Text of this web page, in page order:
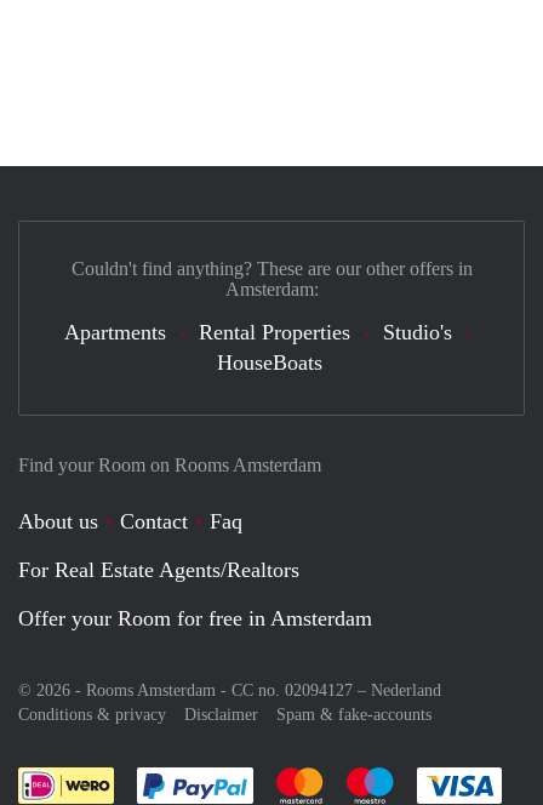
Find your Room on Rooms Amsterdam
About us Contact
Faq
For Real Estate Agents/Realtors
Offer your Room for free in Amsterdam
© 2026 - Rooms Amsterdam - CC no. 02094127 – Nederland
Conditions & privacy
Disclaimer Spam & fake-accounts
Pay easily with :payment method
Pay easily with :payment
Pay easily with
Couldn't find anything? These are our other offers in
Amsterdam:
Apartments Rental Properties
Studio's
HouseBoats